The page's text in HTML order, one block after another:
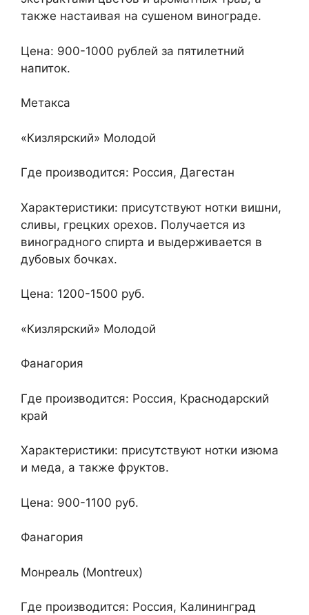
также настаивая на сушеном винограде.
Цена: 900-1000 рублей за пятилетний
напиток.
Метакса
«Кизлярский» Молодой
Где производится: Россия, Дагестан
Характеристики: присутствуют нотки вишни,
сливы, грецких орехов. Получается из
виноградного спирта и выдерживается в
дубовых бочках.
Цена: 1200-1500 руб.
«Кизлярский» Молодой
Фанагория
Где производится: Россия, Краснодарский
край
Характеристики: присутствуют нотки изюма
и меда, а также фруктов.
Цена: 900-1100 руб.
Фанагория
Монреаль (Montreux)
Где производится: Россия, Калининград